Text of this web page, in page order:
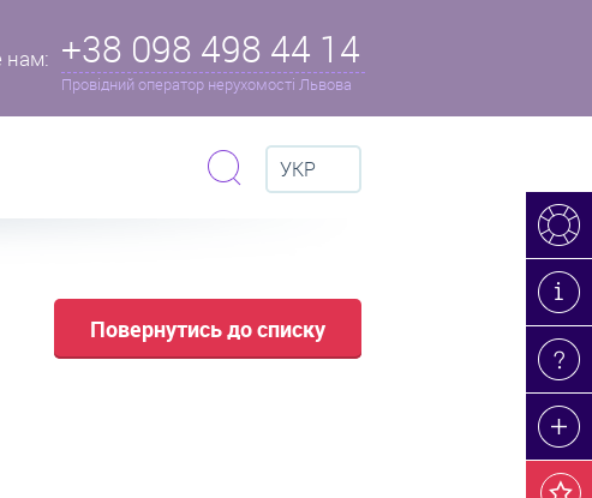
нам: +38 098 498 44 14
Провідний оператор нерухомості Львова
УКР
Повернутись до списку